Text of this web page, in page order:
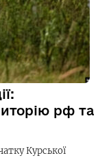
рф та
Курської